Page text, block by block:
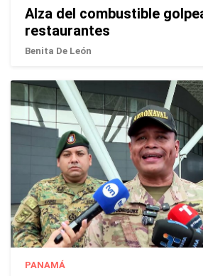
Alza del combustible
restaurantes
Benita De León
PANAMÁ